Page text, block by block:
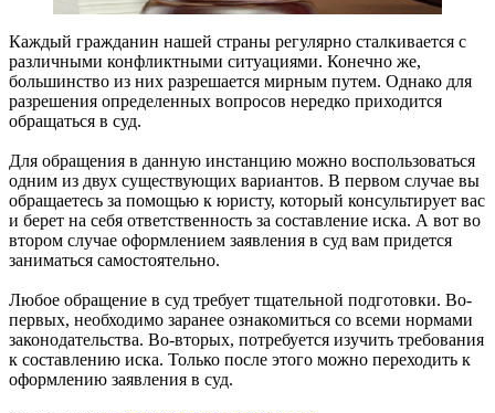
Каждый гражданин нашей страны регулярно сталкивается с
различными конфликтными ситуациями. Конечно же,
большинство из них разрешается мирным путем. Однако для
разрешения определенных вопросов нередко приходится
обращаться в суд.
Для обращения в данную инстанцию можно воспользоваться
одним из двух существующих вариантов. В первом случае вы
обращаетесь за помощью к юристу, который консультирует вас
и берет на себя ответственность за составление иска. А вот во
втором случае оформлением заявления в суд вам придется
заниматься самостоятельно.
Любое обращение в суд требует тщательной подготовки. Во-
первых, необходимо заранее ознакомиться со всеми нормами
законодательства. Во-вторых, потребуется изучить требования
к составлению иска. Только после этого можно переходить к
оформлению заявления в суд.